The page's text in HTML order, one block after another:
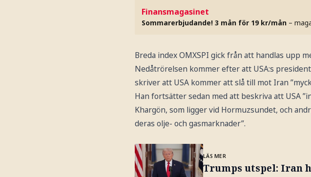
Finansmagasinet
Sommarerbjudande! 3 mån för 19 kr/mån –
Breda index OMXSPI gick från att handlas upp
Nedåtrörelsen kommer efter att USA:s
skriver att USA kommer att slå till mot Iran
Han fortsätter sedan med att beskriva att USA
Khargön, som ligger vid Hormuzsundet, och
deras olje- och gasmarknader”.
LÄS MER
Trumps utspel: Iran